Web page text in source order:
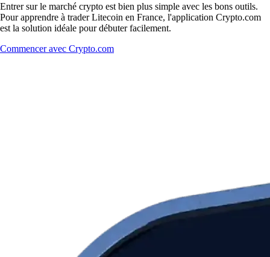
Entrer sur le marché crypto est bien plus simple avec les bons outils.
Pour apprendre à trader Litecoin en France, l'application Crypto.com
est la solution idéale pour débuter facilement.
Commencer avec Crypto.com